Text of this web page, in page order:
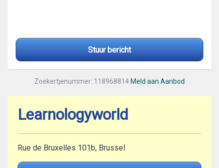
Stuur bericht
Zoekertjenummer: 118968814 Meld aan Aanbod
Learnologyworld
Rue de Bruxelles 101b, Brussel